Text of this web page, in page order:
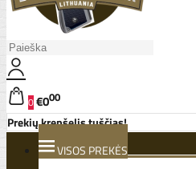
0€000
Prekių krepšelis tuščias!
VISOS PREKĖS